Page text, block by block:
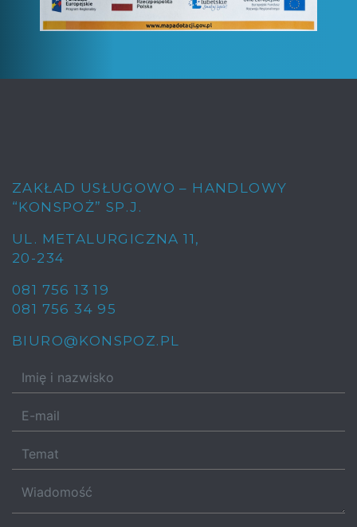
ZAKŁAD USŁUGOWO – HANDLOWY
“KONSPOŻ” SP.J.
UL. METALURGICZNA 11 ,
20-234
081 756 13 19
081 756 34 95
BIURO@KONSPOZ.PL